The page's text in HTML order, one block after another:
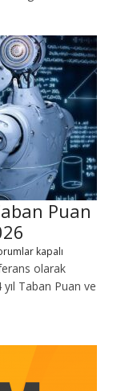
Puan
kapalı
olarak
yıl Taban Puan ve